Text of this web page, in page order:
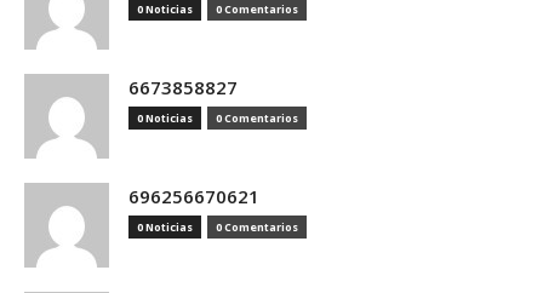
0 Noticias 0 Comentarios
6673858827
0 Noticias 0 Comentarios
696256670621
0 Noticias 0 Comentarios